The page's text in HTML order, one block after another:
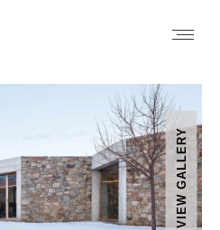
VIEW GALLERY